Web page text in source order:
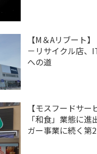
【M＆Aリブート
－リサイクル店、
への道
【モスフードサー
「和食」業態に進
ガー事業に続く第